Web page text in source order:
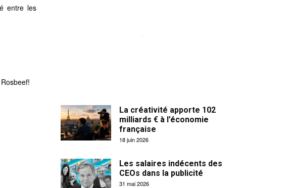
entre les
La créativité apporte 102
milliards € à l’économie
française
18 juin 2026
Les salaires indécents des
CEOs dans la publicité
31 mai 2026